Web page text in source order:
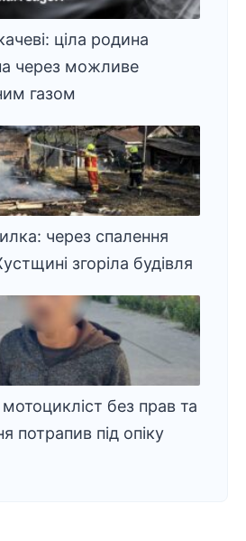
ціла родина
через можливе
газом
через спалення
згоріла будівля
без прав та
потрапив під опіку